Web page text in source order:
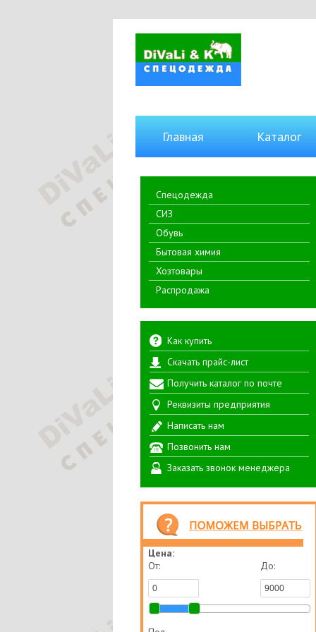
Главная Каталог
Спецодежда
СИЗ
Обувь
Бытовая химия
Хозтовары
Распродажа
Как купить
Скачать прайс-лист
Получить каталог по почте
Реквизиты предприятия
Написать нам
Позвонить нам
Заказать звонок менеджера
Цена:
От:
До: